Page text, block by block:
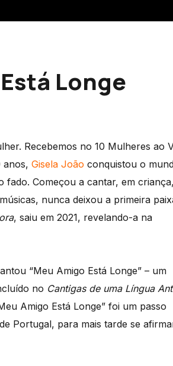
Longe
Recebemos no 10 Mulheres ao
anos, Gisela João conquistou o
fado. Começou a cantar, em
nunca deixou a primeira
, saiu em 2021, revelando-a na
“Meu Amigo Está Longe” – um
no Cantigas de uma Língua
Amigo Está Longe” foi um passo
Portugal, para mais tarde se